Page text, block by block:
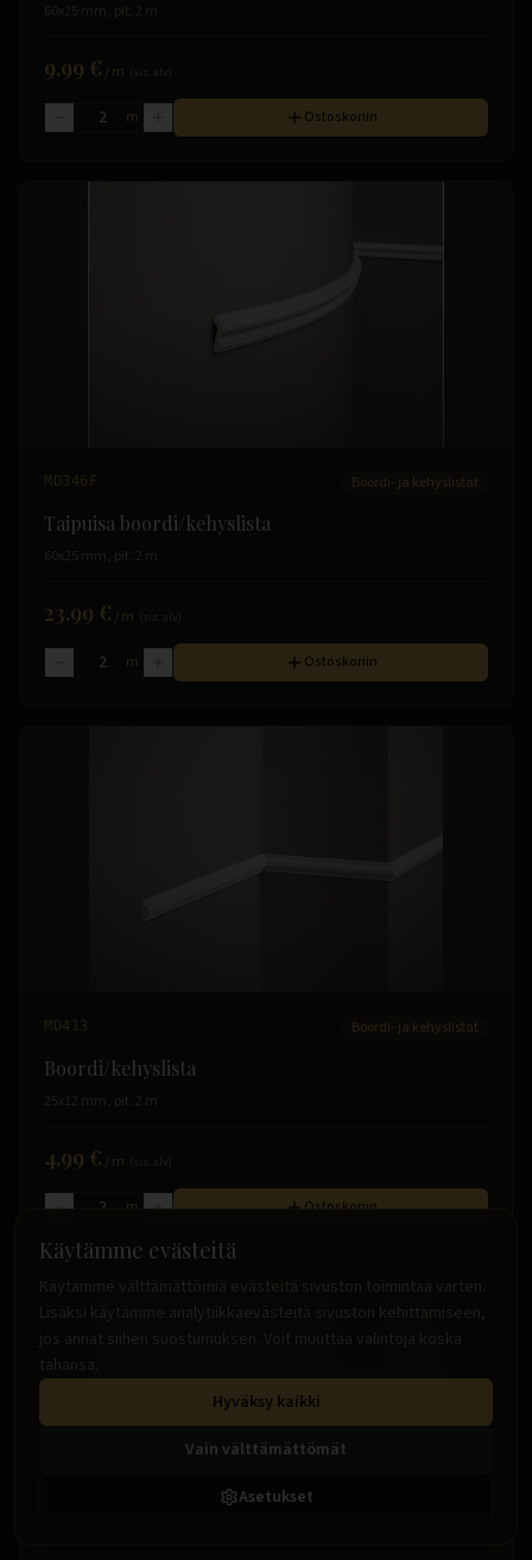
60x25 mm, pit. 2 m
9.99 € /m
m Ostoskoriin
MD346F Boordi- ja kehyslistat
Taipuisa boordi/kehyslista
60x25 mm, pit. 2 m
23.99 € /m
m Ostoskoriin
MD413 Boordi- ja kehyslistat
Boordi/kehyslista
25x12 mm, pit. 2 m
4.99 € /m
m Ostoskoriin
Käytämme evästeitä
Käytämme välttämättömiä evästeitä sivuston toimintaa varten.
Lisäksi käytämme analytiikkaevästeitä sivuston kehittämiseen,
jos annat siihen suostumuksen. Voit muuttaa valintoja koska
tahansa.
Hyväksy kaikki
Vain välttämättömät
Asetukset